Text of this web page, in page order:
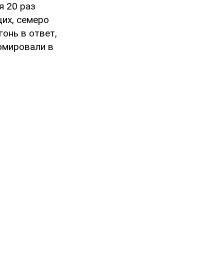
20 раз
семеро
в ответ,
в